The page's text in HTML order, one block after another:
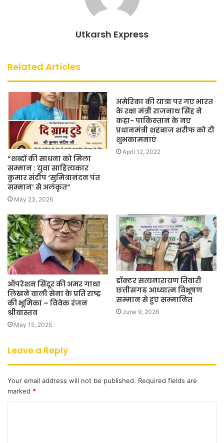
Utkarsh Express
Related Articles
“शब्दों की साधना को मिला
सम्मान : युवा साहित्यकार
कुमार संदीप ‘सुमित्रानंदन पंत
सम्मान’ से अलंकृत”
May 23, 2026
अमेरिका की यात्रा पर गए भारत
के रक्षा मंत्री राजनाथ सिंह ने
कहा- पाकिस्‍तान के नए
प्रधानमंत्री शहबाज शरीफ को दी
शुभकामनाएं
April 12, 2022
ऑपरेशन सिंदूर की अमर गाथा
लिखने वाली सेना के प्रति राष्ट्र
की भूमिका – विवेक रंजन
श्रीवास्तव
May 15, 2025
डॉक्टर सत्यनारायण तिवारी
छत्तीसगढ आध्यात्म विभूषण
सम्मान से हुए सम्मानित
June 9, 2026
Leave a Reply
Your email address will not be published. Required fields are
marked *